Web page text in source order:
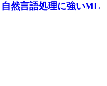
自然言語処理に強いML